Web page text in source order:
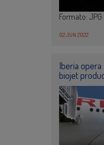
Formato:
02 JUN 2022
Iberia
biojet